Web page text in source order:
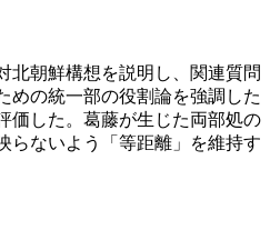
北朝鮮構想を説明し、関連質問
めの統一部の役割論を強調した
価した。葛藤が生じた両部処の
らないよう「等距離」を維持す